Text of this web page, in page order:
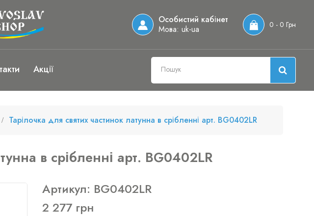
Особистий кабінет
Мова: uk-ua 0 - 0 Грн
Акції
Тарілочка для святих частинок латунна в срібленні арт. BG0402LR
в срібленні арт. BG0402LR
Артикул: BG0402LR
2 277 грн